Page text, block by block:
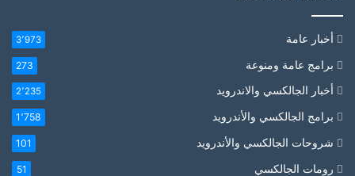
أخبار عامة 3٬973
برامج عامة ومنوعة 273
أخبار الجالكسي والاندرويد 2٬235
برامج الجالكسي والأندرويد 1٬758
شروحات الجالكسي والأندرويد 101
رومات الجالكسي 51